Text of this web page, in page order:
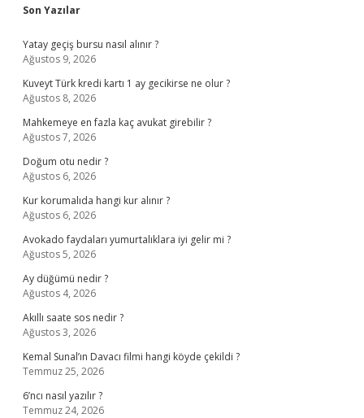
Sidebar
Son Yazılar
Yatay geçiş bursu nasıl alınır ?
Ağustos 9, 2026
Kuveyt Türk kredi kartı 1 ay gecikirse ne olur ?
Ağustos 8, 2026
Mahkemeye en fazla kaç avukat girebilir ?
Ağustos 7, 2026
Doğum otu nedir ?
Ağustos 6, 2026
Kur korumalıda hangi kur alınır ?
Ağustos 6, 2026
Avokado faydaları yumurtalıklara iyi gelir mi ?
Ağustos 5, 2026
Ay düğümü nedir ?
Ağustos 4, 2026
Akıllı saate sos nedir ?
Ağustos 3, 2026
Kemal Sunal’ın Davacı filmi hangi köyde çekildi ?
Temmuz 25, 2026
6’ncı nasıl yazılır ?
Temmuz 24, 2026